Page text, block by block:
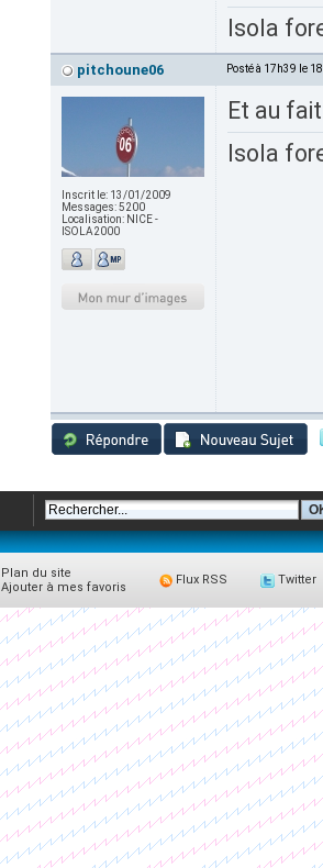
Isola
pitchoune06 Posté à 17h39 le
Inscrit le: 13/01/2009
Messages:5200
Localisation: NICE -
ISOLA2000
Et au
Isola
Plan du site
Ajouter à mes favoris
Flux RSS Twitter